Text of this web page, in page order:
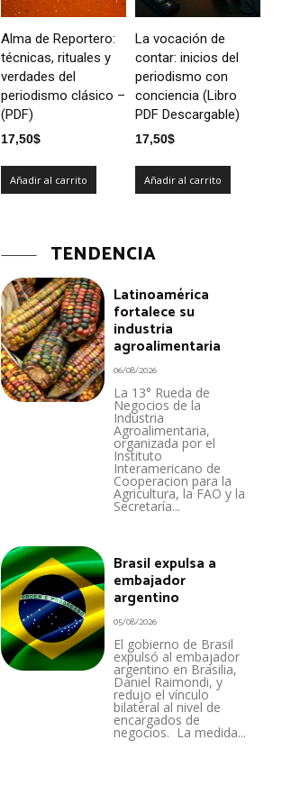
Alma de Reportero:
técnicas, rituales y
verdades del
periodismo clásico –
(PDF)
17,50$
Añadir al carrito
La vocación de
contar: inicios del
periodismo con
conciencia (Libro
PDF Descargable)
17,50$
Añadir al carrito
TENDENCIA
Latinoamérica
fortalece su
industria
agroalimentaria
06/08/2026
La 13° Rueda de
Negocios de la
Industria
Agroalimentaria,
organizada por el
Instituto
Interamericano de
Cooperacion para la
Agricultura, la FAO y la
Secretaría...
Brasil expulsa a
embajador
argentino
05/08/2026
El gobierno de Brasil
expulsó al embajador
argentino en Brasilia,
Daniel Raimondi, y
redujo el vínculo
bilateral al nivel de
encargados de
negocios. La medida...